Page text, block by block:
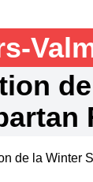
de la Winter